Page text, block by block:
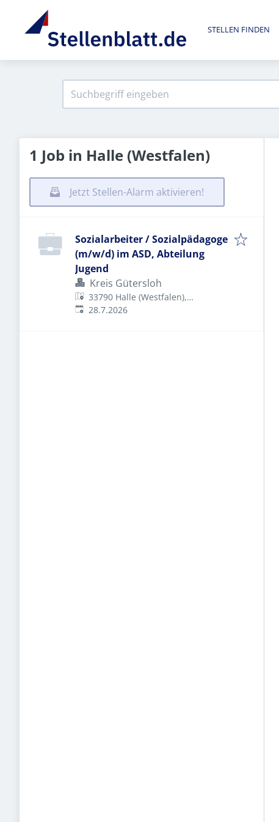
STELLEN FINDEN
1 Job in Halle (Westfalen)
Jetzt Stellen-Alarm aktivieren!
Sozialarbeiter / Sozialpädagoge
(m/w/d) im ASD, Abteilung
Jugend
Kreis Gütersloh
33790 Halle (Westfalen),
Deutschland
Veröffentlicht
28.7.2026